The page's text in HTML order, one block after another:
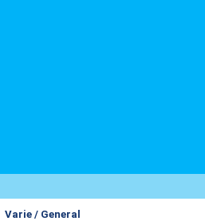
Varie / General